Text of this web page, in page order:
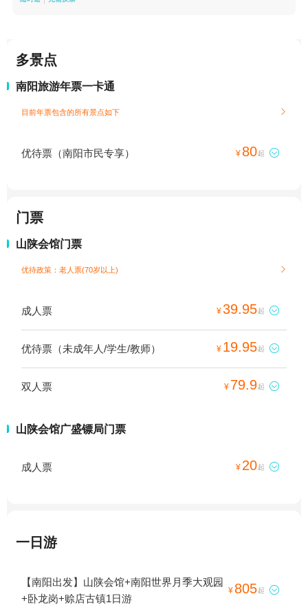
多景点
南阳旅游年票一卡通
目前年票包含的所有景点如下 
优待票（南阳市民专享） ¥ 80起 
门票
山陕会馆门票
优待政策：老人票(70岁以上) 
成人票 ¥39.95起 
优待票（未成年人/学生/教师） ¥ 19.95起 
双人票 ¥ 79.9起 
山陕会馆广盛镖局门票
成人票 ¥ 20起 
一日游
【南阳出发】山陕会馆+南阳世界月季大观园
+卧龙岗+赊店古镇1日游
¥ 805起 